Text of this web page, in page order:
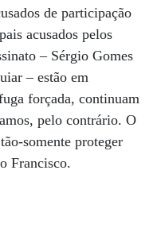
de participação
acusados pelos
– Sérgio Gomes
– estão em
forçada, continuam
pelo contrário. O
somente proteger
Francisco.